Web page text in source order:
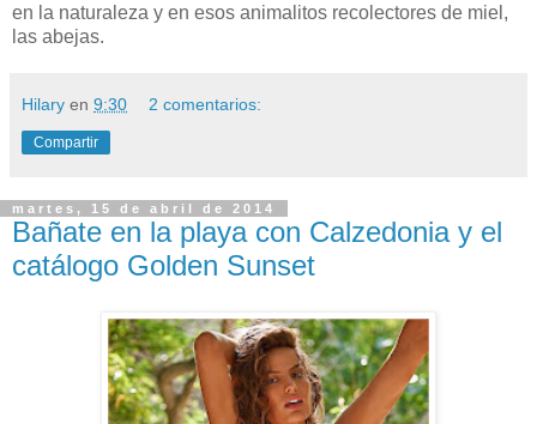
en la naturaleza y en esos animalitos recolectores de miel,
las abejas.
Hilary en 9:30 2 comentarios:
Compartir
martes, 15 de abril de 2014
Bañate en la playa con Calzedonia y el
catálogo Golden Sunset